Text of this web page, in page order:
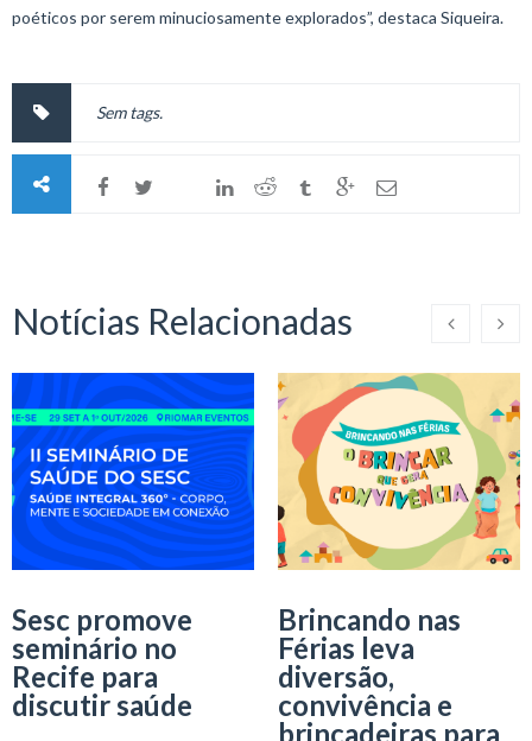
poéticos por serem minuciosamente explorados”, destaca Siqueira.
Sem tags.
Notícias Relacionadas
Sesc promove
seminário no
Recife para
discutir saúde
Brincando nas
Férias leva
diversão,
convivência e
brincadeiras para